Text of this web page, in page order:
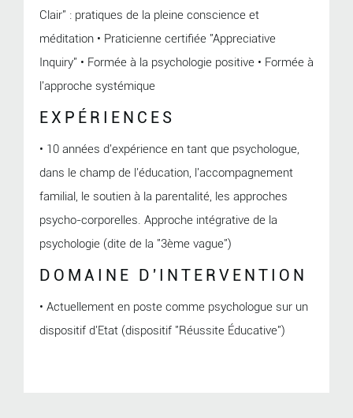
Clair" : pratiques de la pleine conscience et
méditation • Praticienne certifiée "Appreciative
Inquiry" • Formée à la psychologie positive • Formée à
l'approche systémique
EXPÉRIENCES
• 10 années d'expérience en tant que psychologue,
dans le champ de l'éducation, l'accompagnement
familial, le soutien à la parentalité, les approches
psycho-corporelles. Approche intégrative de la
psychologie (dite de la "3ème vague")
DOMAINE D'INTERVENTION
• Actuellement en poste comme psychologue sur un
dispositif d'Etat (dispositif "Réussite Éducative")